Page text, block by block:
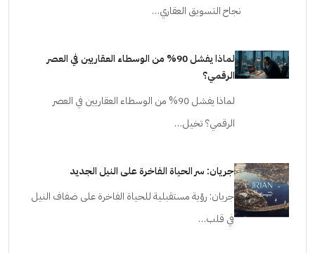
نجاح التسويق العقاري…
لماذا يفشل 90% من الوسطاء العقاريين في العصر
الرقمي؟
لماذا يفشل 90% من الوسطاء العقاريين في العصر
الرقمي؟ تخيل…
جريان: سر الحياة الفاخرة على النيل الجديد
جريان: رؤية مستقبلية للحياة الفاخرة على ضفاف النيل
في قلب…